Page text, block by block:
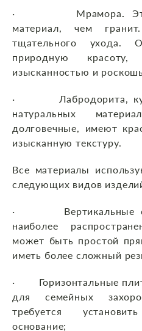
· Мрамора.
материал, чем
тщательного ухода.
природную красоту,
изысканностью и
· Лабродорита,
натуральных
долговечные, имеют
изысканную текстуру.
Все материалы
следующих видов
· Вертикальные
наиболее
может быть простой
иметь более сложный
· Горизонтальные
для семейных
требуется
основание;